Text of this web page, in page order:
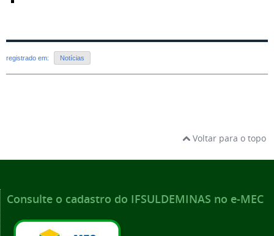
registrado em: Notícias
Voltar para o topo
Consulte o cadastro do IFSULDEMINAS no e-MEC